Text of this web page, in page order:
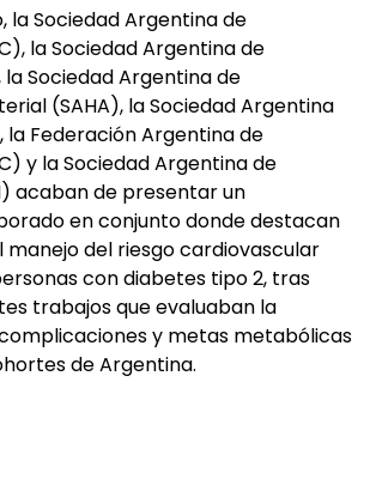
la Sociedad Argentina de
la Sociedad Argentina de
la Sociedad Argentina de
(SAHA), la Sociedad Argentina
la Federación Argentina de
y la Sociedad Argentina de
acaban de presentar un
en conjunto donde destacan
manejo del riesgo cardiovascular
con diabetes tipo 2, tras
trabajos que evaluaban la
y metas metabólicas
de Argentina.